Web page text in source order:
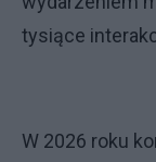
tysiące
W 2026 roku